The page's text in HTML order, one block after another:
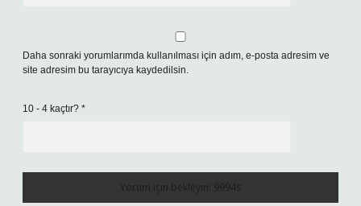
Daha sonraki yorumlarımda kullanılması için adım, e-posta adresim ve
site adresim bu tarayıcıya kaydedilsin.
10 - 4 kaçtır? *